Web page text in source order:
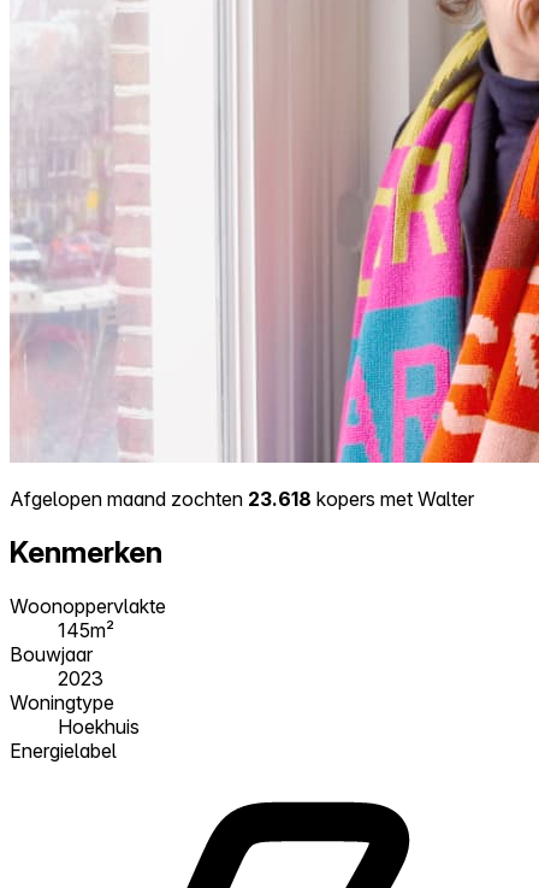
Afgelopen maand zochten 23.618 kopers met Walter
Kenmerken
Woonoppervlakte
145m²
Bouwjaar
2023
Woningtype
Hoekhuis
Energielabel